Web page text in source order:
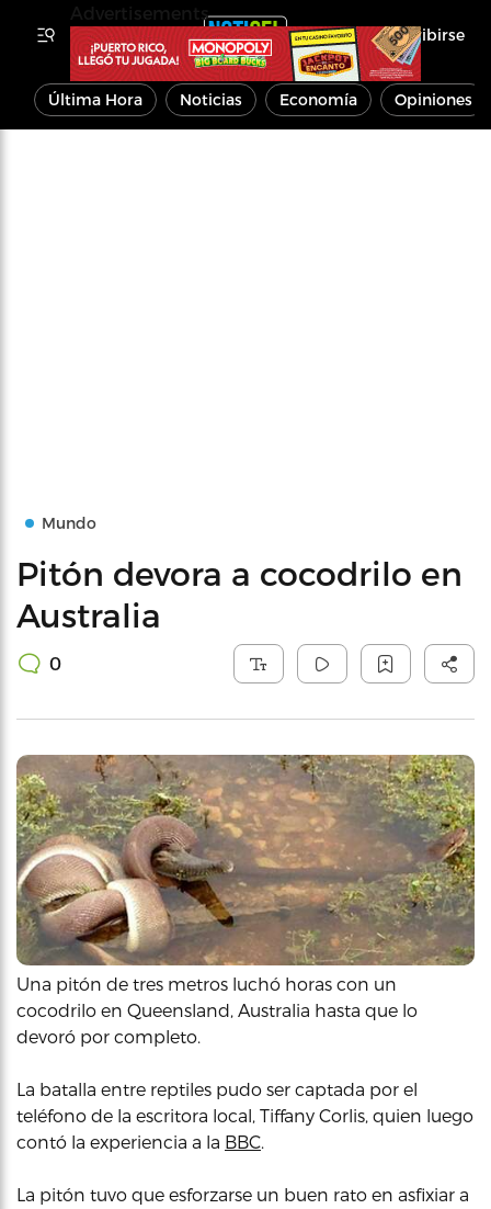
Inscribirse
Última Hora Noticias Economía Opiniones
Mundo
Pitón devora a cocodrilo en
Australia
0
Una pitón de tres metros luchó horas con un
cocodrilo en Queensland, Australia hasta que lo
devoró por completo.
La batalla entre reptiles pudo ser captada por el
teléfono de la escritora local, Tiffany Corlis, quien luego
contó la experiencia a la BBC.
La pitón tuvo que esforzarse un buen rato en asfixiar a
Advertisements